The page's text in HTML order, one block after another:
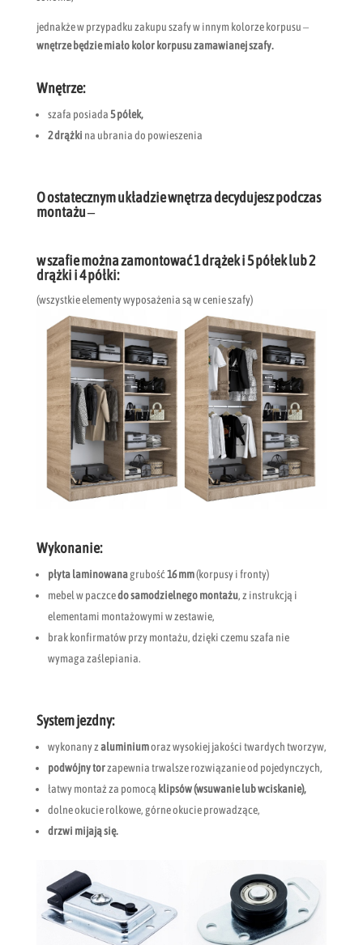
jednakże w przypadku zakupu szafy w innym kolorze korpusu –
wnętrze będzie miało kolor korpusu zamawianej szafy.
Wnętrze:
szafa posiada5 półek,
2 drążki na ubrania do powieszenia
O ostatecznym układzie wnętrza decydujesz podczas
montażu –
w szafie można zamontować 1 drążek i 5 półek lub 2
drążki i 4 półki:
(wszystkie elementy wyposażenia są w cenie szafy)
Wykonanie:
płyta laminowanagrubość16 mm(korpusy i fronty)
mebel w paczcedo samodzielnego montażu, z instrukcją i
elementami montażowymi w zestawie,
brak konfirmatów przy montażu, dzięki czemu szafa nie
wymaga zaślepiania.
System jezdny:
wykonany zaluminiumoraz wysokiej jakości twardych tworzyw,
podwójny torzapewnia trwalsze rozwiązanie od pojedynczych,
łatwy montaż za pomocą klipsów (wsuwanie lub wciskanie),
dolne okucie rolkowe, górne okucie prowadzące,
drzwi mijają się.